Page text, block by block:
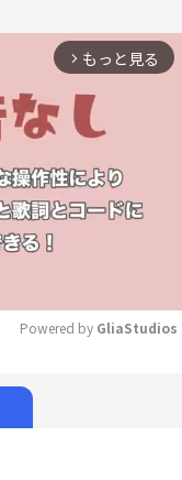
arrow_forward_ios もっと見る
Powered by GliaStudios